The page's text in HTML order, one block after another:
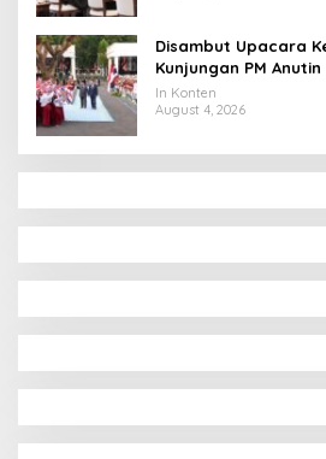
Disambut Upacara
Kunjungan PM
Hubungan
In Konten
August 4, 2026